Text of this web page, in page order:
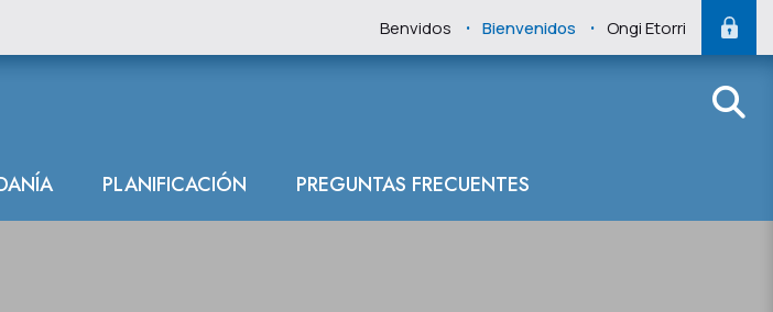
Benvidos . Bienvenidos . Ongi Etorri
PLANIFICACIÓN PREGUNTAS FRECUENTES
del